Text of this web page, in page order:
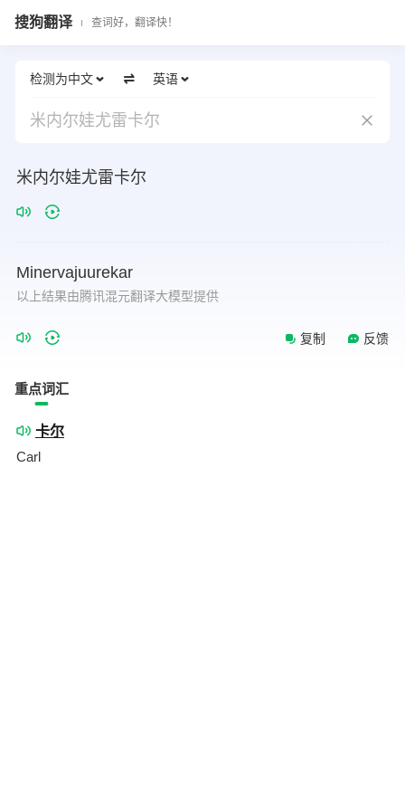
搜狗翻译 查词好，翻译快！
检测为中文 英语
米内尔娃尤雷卡尔
米内尔娃尤雷卡尔
Minervajuurekar
以上结果由腾讯混元翻译大模型提供
复制 反馈
重点词汇
卡尔
Carl